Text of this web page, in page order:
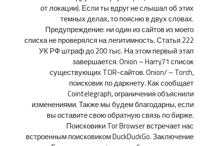
от локации). Если ты вдруг не слышал об этих
темных делах, то поясню в двух словах.
Предупреждение: ни один из сайтов из моего
списка не проверялся на легитимность. Статья 222
УК РФ штраф до 200 тыс. На этом первый этап
завершается. Onion – Harry71 список
существующих TOR-сайтов. Onion/ – Torch,
поисковик по даркнету. Как сообщает
Cointelegraph, ограничения объяснили
изменениями. Также мы будем благодарны, если
вы оставите свою обратную связь по бирже.
Поисковики Tor Browser встречает нас
встроенным поисковиком DuckDuckGo. Заключение